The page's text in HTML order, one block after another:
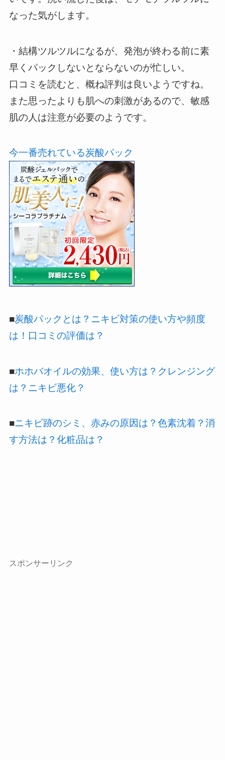
なった気がします。
・結構ツルツルになるが、発泡が終わる前に素
早くパックしないとならないのが忙しい。
口コミを読むと、概ね評判は良いようですね。
また思ったよりも肌への刺激があるので、敏感
肌の人は注意が必要のようです。
今一番売れている炭酸パック
■炭酸パックとは？ニキビ対策の使い方や頻度
は！口コミの評価は？
■ホホバオイルの効果、使い方は？クレンジング
は？ニキビ悪化？
■ニキビ跡のシミ、赤みの原因は？色素沈着？消
す方法は？化粧品は？
スポンサーリンク